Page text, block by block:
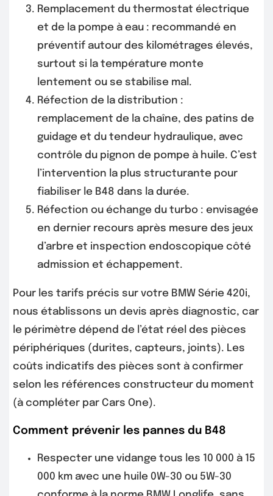
Remplacement du thermostat électrique
et de la pompe à eau : recommandé en
préventif autour des kilométrages élevés,
surtout si la température monte
lentement ou se stabilise mal.
Réfection de la distribution :
remplacement de la chaîne, des patins de
guidage et du tendeur hydraulique, avec
contrôle du pignon de pompe à huile. C’est
l’intervention la plus structurante pour
fiabiliser le B48 dans la durée.
Réfection ou échange du turbo : envisagée
en dernier recours après mesure des jeux
d’arbre et inspection endoscopique côté
admission et échappement.
Pour les tarifs précis sur votre BMW Série 420i,
nous établissons un devis après diagnostic, car
le périmètre dépend de l’état réel des pièces
périphériques (durites, capteurs, joints). Les
coûts indicatifs des pièces sont à confirmer
selon les références constructeur du moment
(à compléter par Cars One).
Comment prévenir les pannes du B48
Respecter une vidange tous les 10 000 à 15
000 km avec une huile 0W-30 ou 5W-30